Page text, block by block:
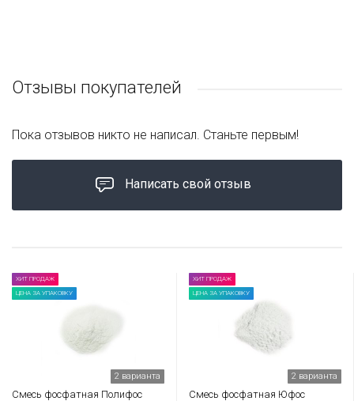
Отзывы покупателей
Написать свой отзыв
Пока отзывов никто не написал. Станьте первым!
ХИТ ПРОДАЖ
ЦЕНА ЗА УПАКОВКУ
2 варианта
Смесь фосфатная Полифос
ХИТ ПРОДАЖ
ЦЕНА ЗА УПАКОВКУ
2 варианта
Смесь фосфатная Юфос